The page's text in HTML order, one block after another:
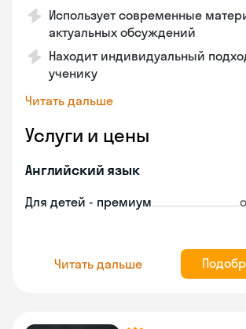
Использует современные
актуальных обсуждений
Находит индивидуальный
ученику
Читать дальше
Услуги и цены
Английский язык
Для детей - премиум
Читать дальше